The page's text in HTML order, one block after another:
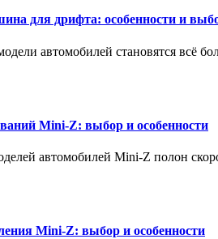
для дрифта: особенности и
автомобилей становятся всё
Mini-Z: выбор и особенности
автомобилей Mini-Z полон
Mini-Z: выбор и особенности